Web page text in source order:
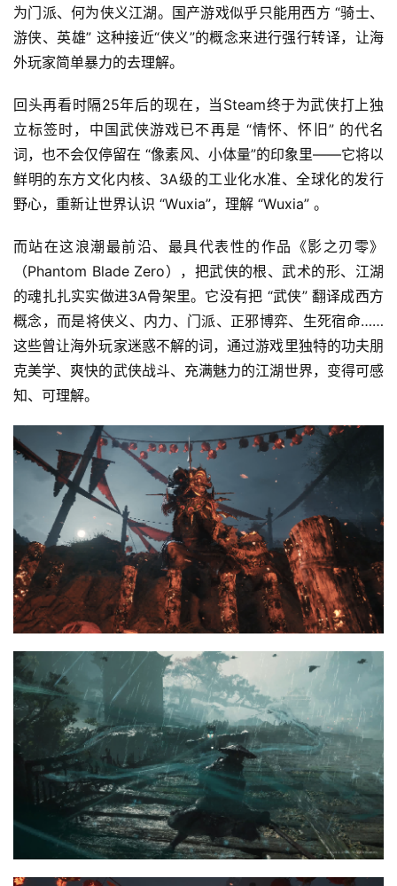
休
闲
游
2
0
2
第
十
三
届
金
茶
奖
7
月
日
游
茶
接
会
海
站
中
为门派、何为侠义江湖。国产游戏似乎只能用西方 “骑士、
游侠、英雄” 这种接近“侠义”的概念来进行强行转译，让海
外玩家简单暴力的去理解。
回头再看时隔25年后的现在，当Steam终于为武侠打上独
立标签时，中国武侠游戏已不再是 “情怀、怀旧” 的代名
词，也不会仅停留在 “像素风、小体量”的印象里——它将以
鲜明的东方文化内核、3A级的工业化水准、全球化的发行
野心，重新让世界认识 “Wuxia”，理解 “Wuxia” 。
而站在这浪潮最前沿、最具代表性的作品《影之刃零》
（Phantom Blade Zero），把武侠的根、武术的形、江湖
的魂扎扎实实做进3A骨架里。它没有把 “武侠” 翻译成西方
概念，而是将侠义、内力、门派、正邪博弈、生死宿命……
这些曾让海外玩家迷惑不解的词，通过游戏里独特的功夫朋
克美学、爽快的武侠战斗、充满魅力的江湖世界，变得可感
知、可理解。